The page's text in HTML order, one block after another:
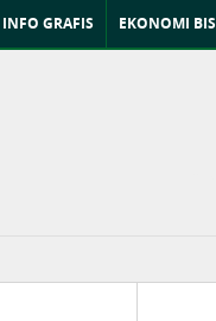
INFO GRAFIS EKONOMI